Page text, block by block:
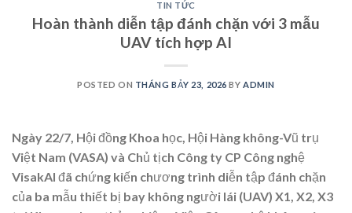
TIN TỨC
Hoàn thành diễn tập đánh chặn với 3 mẫu
UAV tích hợp AI
POSTED ON THÁNG BẢY 23, 2026 BYADMIN
Ngày 22/7, Hội đồng Khoa học, Hội Hàng không-Vũ trụ
Việt Nam (VASA) và Chủ tịch Công ty CP Công nghệ
VisakAI đã chứng kiến chương trình diễn tập đánh chặn
của ba mẫu thiết bị bay không người lái (UAV) X1, X2, X3